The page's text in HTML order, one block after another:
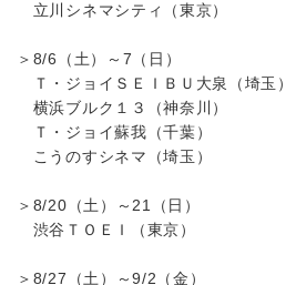
立川シネマシティ（東京）
＞8/6（土）～7（日）
Ｔ・ジョイＳＥＩＢＵ大泉（埼玉）
横浜ブルク１３（神奈川）
Ｔ・ジョイ蘇我（千葉）
こうのすシネマ（埼玉）
＞8/20（土）～21（日）
渋谷ＴＯＥＩ（東京）
＞8/27（土）～9/2（金）